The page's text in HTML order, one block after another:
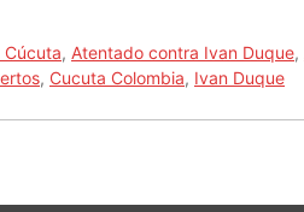
Cúcuta, Atentado contra Ivan Duque,
, Cucuta Colombia, Ivan Duque